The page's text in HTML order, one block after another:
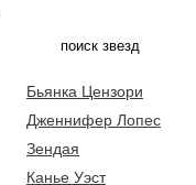
Бьянка Цензори
Дженнифер Лопес
Зендая
Канье Уэст